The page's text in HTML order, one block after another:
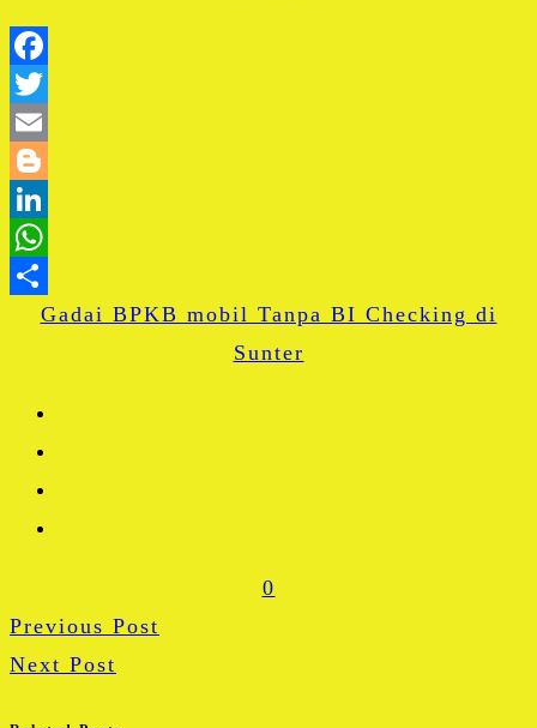
Share
Gadai BPKB mobil Tanpa BI Checking di
Sunter
0
Previous Post
Next Post